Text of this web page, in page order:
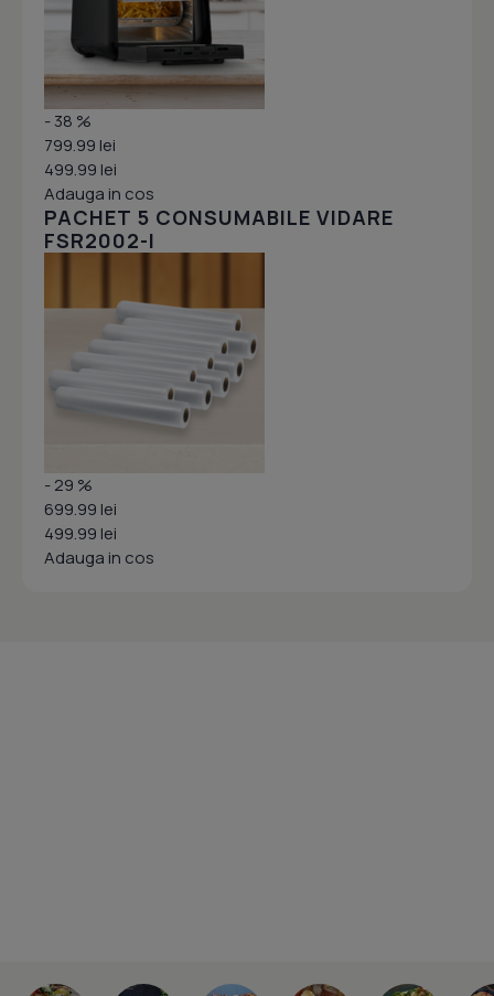
- 38 %
799.99 lei
499.99 lei
Adauga in cos
PACHET 5 CONSUMABILE VIDARE
FSR2002-I
- 29 %
699.99 lei
499.99 lei
Adauga in cos